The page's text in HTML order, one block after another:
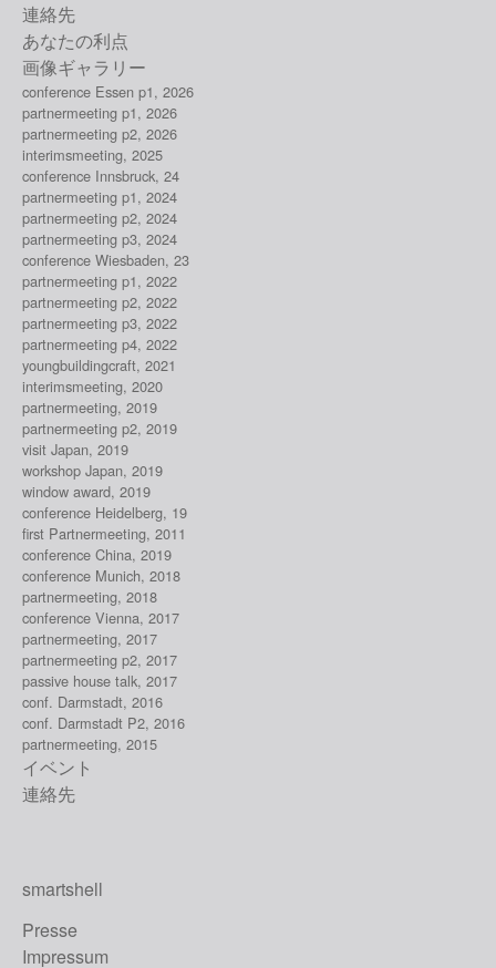
連絡先
あなたの利点
画像ギャラリー
conference Essen p1, 2026
partnermeeting p1, 2026
partnermeeting p2, 2026
interimsmeeting, 2025
conference Innsbruck, 24
partnermeeting p1, 2024
partnermeeting p2, 2024
partnermeeting p3, 2024
conference Wiesbaden, 23
partnermeeting p1, 2022
partnermeeting p2, 2022
partnermeeting p3, 2022
partnermeeting p4, 2022
youngbuildingcraft, 2021
interimsmeeting, 2020
partnermeeting, 2019
partnermeeting p2, 2019
visit Japan, 2019
workshop Japan, 2019
window award, 2019
conference Heidelberg, 19
first Partnermeeting, 2011
conference China, 2019
conference Munich, 2018
partnermeeting, 2018
conference Vienna, 2017
partnermeeting, 2017
partnermeeting p2, 2017
passive house talk, 2017
conf. Darmstadt, 2016
conf. Darmstadt P2, 2016
partnermeeting, 2015
イベント
連絡先
smartshell
Presse
Impressum